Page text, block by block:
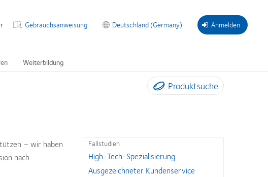
Anmelden
Deutschland (Germany)
Gebrauchsanweisung
Weiterbildung
Produktsuche
– wir haben
nach
Fallstudien
High-Tech-Spezialisierung
Ausgezeichneter Kundenservice